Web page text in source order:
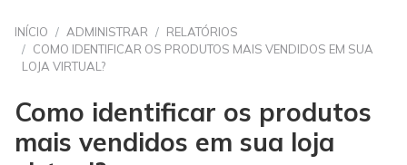
INÍCIO ADMINISTRAR
RELATÓRIOS
COMO IDENTIFICAR OS PRODUTOS MAIS VENDIDOS EM SUA
LOJA VIRTUAL?
Como identificar os produtos
mais vendidos em sua loja